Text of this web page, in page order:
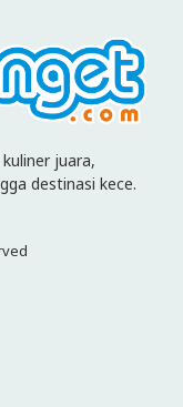
juara,
destinasi kece.